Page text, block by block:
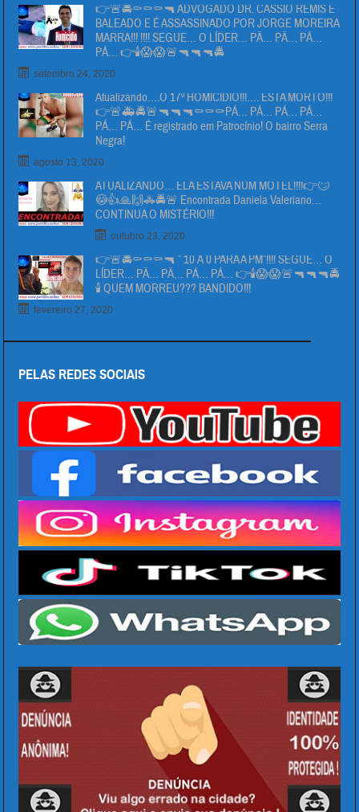
👉🚨🚔⚰⚰⚰🔫 ADVOGADO DR. CÁSSIO REMIS É
BALEADO E É ASSASSINADO POR JORGE MOREIRA
MARRA!!! !!!! SEGUE… O LÍDER… PÄ… PÄ… PÁ…
PÁ… 👉🕯😱😱🚨🔫🔫🔫🚔
setembro 24, 2020
Atualizando….O 17º HOMICIDIO!!!…. ESTA MORTO!!!
👉🚨🚑🚔🚨🔫🔫🔫⚰⚰⚰PÁ… PÁ… PÁ… PÁ…
PÁ… PÁ… É registrado em Patrocínio! O bairro Serra
Negra!
agosto 13, 2020
ATUALIZANDO… ELA ESTAVA NUM MOTEL!!!!👉🙄
😳👍🙏🙌🚓🚔🚨 Encontrada Daniela Valeriano…
CONTINUA O MISTÉRIO!!!
outubro 23, 2020
👉🚨🚔⚰⚰⚰🔫 ” 10 Á 0 PARA A PM”!!!! SEGUE… O
LÍDER… PÄ… PÄ… PÁ… PÁ… 👉🕯😱😱🚨🔫🔫🔫🚔
🕯 QUEM MORREU??? BANDIDO!!!
fevereiro 27, 2020
PELAS REDES SOCIAIS